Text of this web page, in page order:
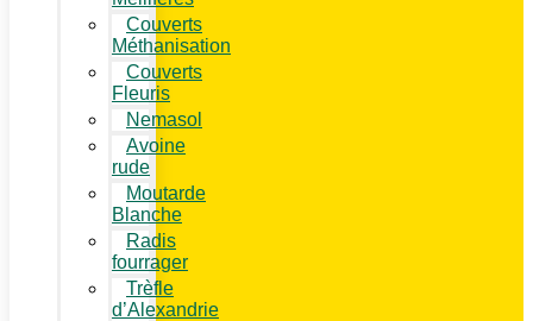
Couverts
Méthanisation
Couverts
Fleuris
Nemasol
Avoine
rude
Moutarde
Blanche
Radis
fourrager
Trèfle
d’Alexandrie